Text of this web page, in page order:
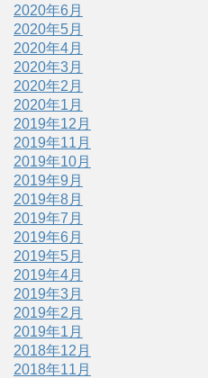
2020年6月
2020年5月
2020年4月
2020年3月
2020年2月
2020年1月
2019年12月
2019年11月
2019年10月
2019年9月
2019年8月
2019年7月
2019年6月
2019年5月
2019年4月
2019年3月
2019年2月
2019年1月
2018年12月
2018年11月